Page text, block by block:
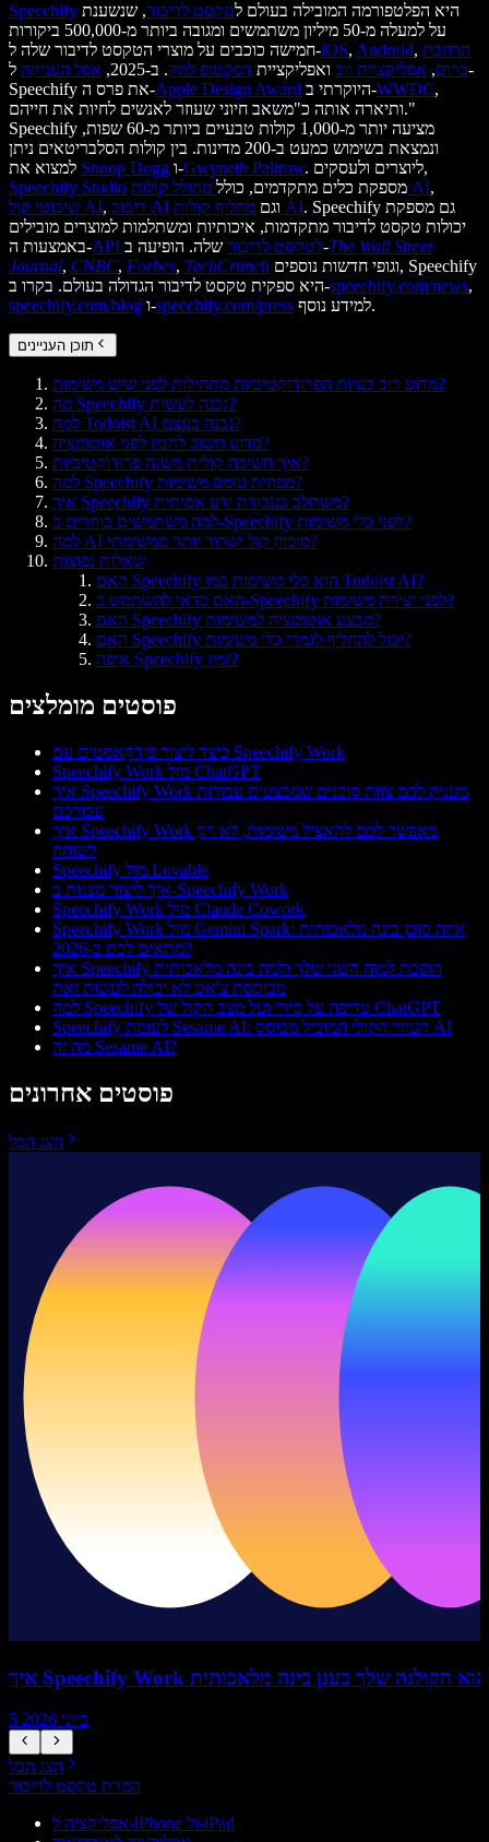
Speechify
היא הפלטפורמה המובילה בעולם לטקסט לדיבור, שנשענת
על למעלה מ-50 מיליון משתמשים ומגובה ביותר מ-500,000 ביקורות
חמישה כוכבים על מוצרי הטקסט לדיבור שלה ל-iOS, Android, הרחבת
כרום, אפליקציית ווב ואפליקציית דסקטופ למק. ב-2025, אפל העניקה ל-
Speechify את פרס ה-Apple Design Award היוקרתי ב-WWDC,
ותיארה אותה כ"משאב חיוני שעוזר לאנשים לחיות את חייהם."
Speechify מציעה יותר מ-1,000 קולות טבעיים ביותר מ-60 שפות,
ונמצאת בשימוש כמעט ב-200 מדינות. בין קולות הסלבריטאים ניתן
Snoop Dogg ו-Gwyneth Paltrow
. ליוצרים ולעסקים,
Speechify Studio
מספקת כלים מתקדמים, כולל מחולל קולות AI,
שיבוטי קול AI, דיבוב AI וגם מחליף קולות AI. Speechify גם מספקת
יכולות טקסט לדיבור מתקדמות, איכותיות ומשתלמות למוצרים מובילים
באמצעות ה-
API לטקסט לדיבורשלה. הופיעה ב-The Wall Street
Journal, CNBC, Forbes, TechCrunch
היא ספקית טקסט לדיבור הגדולה בעולם. בקרו ב-speechify.com/news,
speechify.com/blog ו-speechify.com/press למידע נוסף.
תוכן העניינים
מדוע רוב בעיות הפרודוקטיביות מתחילות לפני שיש משימות?
מה Speechify נבנה לעשות?
למה Todoist AI נבנה בעצם?
מדוע חשוב להבין לפני אוטומציה?
איך חשיבה קולית משנה פרודוקטיביות?
למה Speechify מפחית עומס משימות?
איך Speechify משתלב בעבודת ידע אמיתית?
למה משתמשים בוחרים ב-Speechify לפני כלי משימות?
למה AI מוכוון קול ישרוד יותר ממשימתי?
שאלות נפוצות
האם Speechify הוא כלי משימות כמו Todoist AI?
האם כדאי להשתמש ב-Speechify לפני יצירת משימות?
האם Speechify מבצע אוטומציה למשימות?
האם Speechify יכול להחליף לגמרי כלי משימות?
איפה Speechify זמין?
פוסטים מומלצים
כיצד ליצור פודקאסטים עם Speechify Work
Speechify Work מול ChatGPT
איך Speechify Work מעניק לכם צוות סוכנים שמבצעים עבודות
עבורכם
איך Speechify Work מאפשר לכם להאציל משימות, לא רק
לשוחח
Speechify מול Lovable
איך ליצור מצגות ב-Speechify Work
Speechify Work מול Claude Cowork
Speechify Work מול Gemini Spark: איזה סוכן בינה מלאכותית
מתאים לכם ב-2026?
איך Speechify הופכת למוח השני שלך ולמה בינה מלאכותית
מבוססת צ'אט לא יכולה לעשות זאת
למה Speechify עדיפה על סירי ועל מצב הקול של ChatGPT
Speechify לעומת Sesame AI: העוזר הקולי המוביל מבוסס AI
מה זה Sesame AI?
פוסטים אחרונים
הצג הכל
איך Speechify Work הוא הקולגה שלך בענן בינה מלאכותית
5 ביוני 2026
הצג הכל
המרת טקסט לדיבור
אפליקציה ל-iPhone ול-iPad